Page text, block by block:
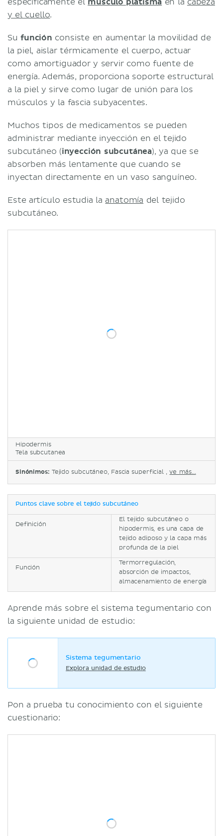
Hipodermis
Tela subcutanea
Sinónimos: Tejido subcutáneo, Fascia superficial ,ve más...
y el cuello.
Sufunción consiste en aumentar la movilidad de
la piel, aislar térmicamente el cuerpo, actuar
como amortiguador y servir como fuente de
energía. Además, proporciona soporte estructural
a la piel y sirve como lugar de unión para los
músculos y la fascia subyacentes.
Muchos tipos de medicamentos se pueden
administrar mediante inyección en el tejido
subcutáneo (inyección subcutánea), ya que se
absorben más lentamente que cuando se
inyectan directamente en un vaso sanguíneo.
Este artículo estudia la anatomía del tejido
subcutáneo.
Puntos clave sobre el tejido subcutáneo
Definición
El tejido subcutáneo o
hipodermis, es una capa de
tejido adiposo y la capa más
profunda de la piel
Función
Termorregulación,
absorción de impactos,
almacenamiento de energía
Aprende más sobre el sistema tegumentario con
la siguiente unidad de estudio:
Sistema tegumentario
Explora unidad de estudio
Pon a prueba tu conocimiento con el siguiente
cuestionario: